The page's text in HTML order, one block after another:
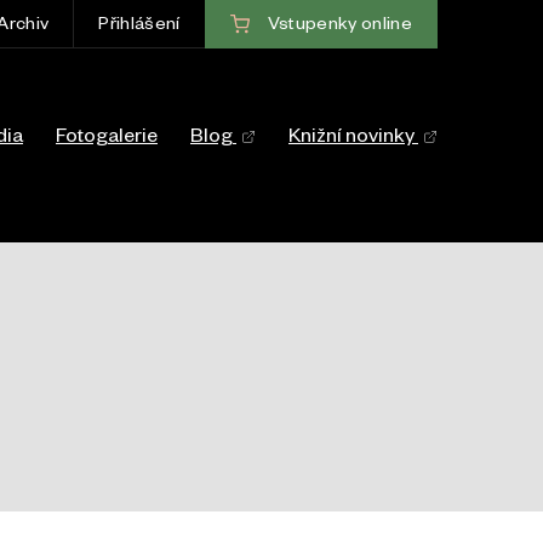
Přihlášení Vstupenky online
Fotogalerie Blog Knižní novinky